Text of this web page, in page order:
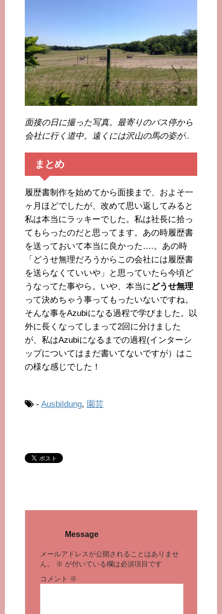
面接の日に撮った写真。最寄りのバス停から
会社に行く道中。遠くには沢山の馬の姿が..
まとめ
履歴書制作を始めてから面接まで、およそ一
ヶ月ほどでしたが、改めて思い返してみると
私は本当にラッキーでした。私は社長に拾っ
てもらったのだと思ってます。あの時履歴書
を送っておいて本当に良かった….。あの時
「どうせ無理だろうからこの会社には履歴書
を送らなくていいや」と思っていたら今頃ど
うなってた事やら。いや、本当にどうせ無理
って決めちゃう事ってもったいないですね。
そんな事をAzubiになる過程で学びました。以
外に長くなってしまって2回に分けました
が、私はAzubiになるまでの過程(インターシ
ップについてはまだ書いてないですが）はこ
の様な感じでした！
- Ausbildung, 園芸
Message
メールアドレスが公開されることはありませ
ん。
※ が付いている欄は必須項目です
コメント ※